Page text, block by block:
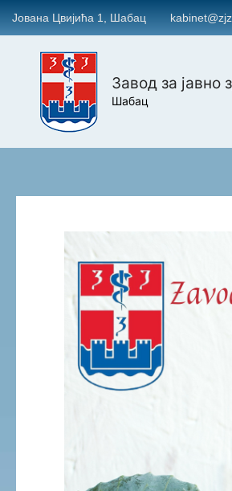
Јована Цвијића 1, Шабац
Завод за јавно
Шабац